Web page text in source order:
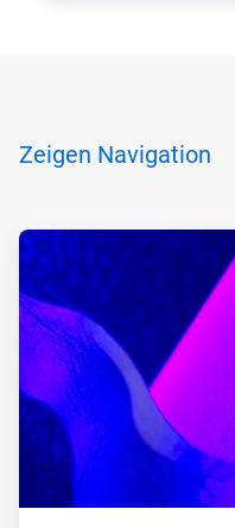
Zeigen Navigation
ArticleTile
1
von
6